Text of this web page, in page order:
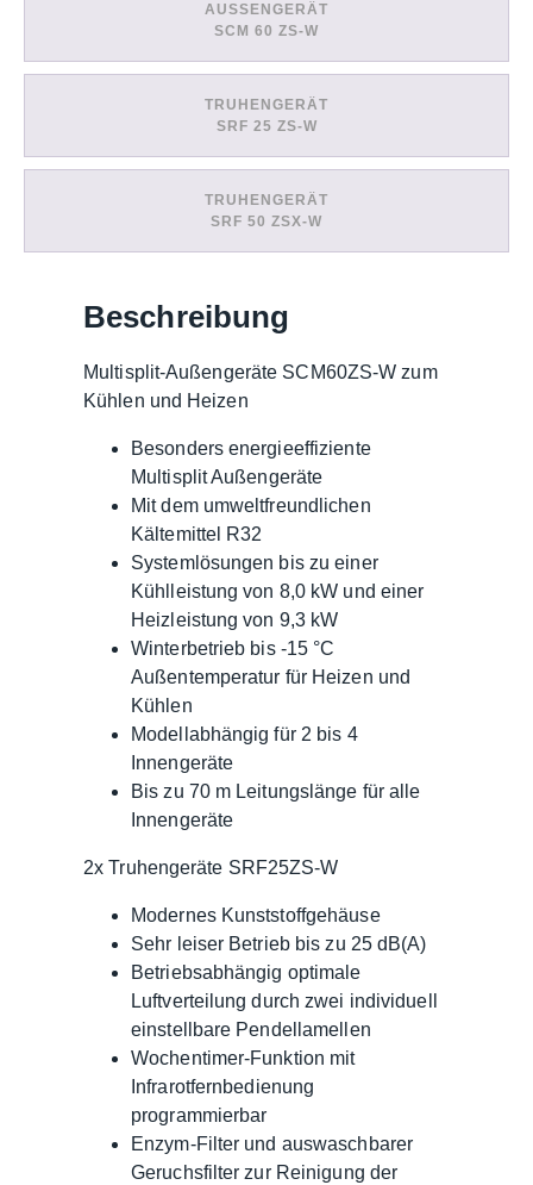
Menge
AUSSENGERÄT
SCM 60 ZS-W
TRUHENGERÄT
SRF 25 ZS-W
TRUHENGERÄT
SRF 50 ZSX-W
Beschreibung
Multisplit-Außengeräte SCM60ZS-W zum
Kühlen und Heizen
Besonders energieeffiziente
Multisplit Außengeräte
Mit dem umweltfreundlichen
Kältemittel R32
Systemlösungen bis zu einer
Kühlleistung von 8,0 kW und einer
Heizleistung von 9,3 kW
Winterbetrieb bis -15 °C
Außentemperatur für Heizen und
Kühlen
Modellabhängig für 2 bis 4
Innengeräte
Bis zu 70 m Leitungslänge für alle
Innengeräte
2x Truhengeräte SRF25ZS-W
Modernes Kunststoffgehäuse
Sehr leiser Betrieb bis zu 25 dB(A)
Betriebsabhängig optimale
Luftverteilung durch zwei individuell
einstellbare Pendellamellen
Wochentimer-Funktion mit
Infrarotfernbedienung
programmierbar
Enzym-Filter und auswaschbarer
Geruchsfilter zur Reinigung der